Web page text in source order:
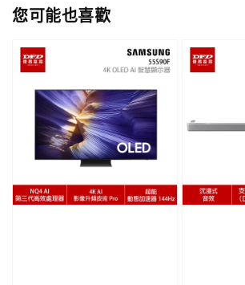
您可能也喜歡